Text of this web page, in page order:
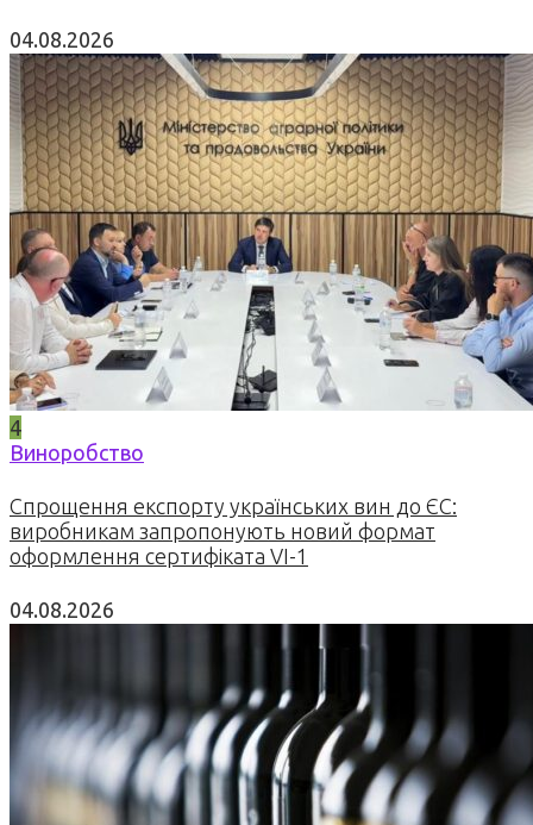
04.08.2026
4
Виноробство
Спрощення експорту українських вин до ЄС:
виробникам запропонують новий формат
оформлення сертифіката VI-1
04.08.2026